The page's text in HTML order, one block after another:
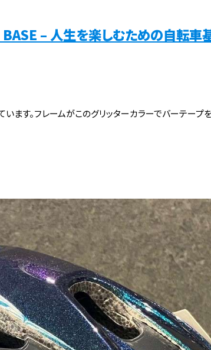
BASE – 人生を楽しむための自
ます。フレームがこのグリッターカラーでバーテープ